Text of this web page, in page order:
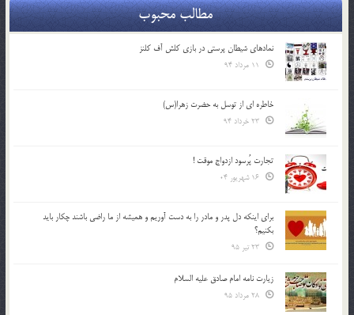
مطالب محبوب
نمادهای شیطان پرستی در بازی کلش آف کلنز
خاطره ای از توسل به حضرت زهرا(س)
تجارت پُرسود ازدواج موقت !
براي اينكه دل پدر و مادر را به دست آوريم و هميشه از ما راضي باشند چكار بايد
بكنيم؟
زیارت نامه امام صادق علیه السلام